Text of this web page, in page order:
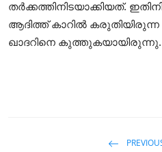
തർക്കത്തിനിടയാക്കിയത്.
ആദിത്ത് കാറിൽ
ഖാദറിനെ കുത്തുകയായിരുന്നു.